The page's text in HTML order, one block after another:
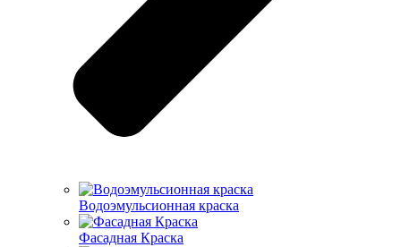
Водоэмульсионная краска
Фасадная Краска